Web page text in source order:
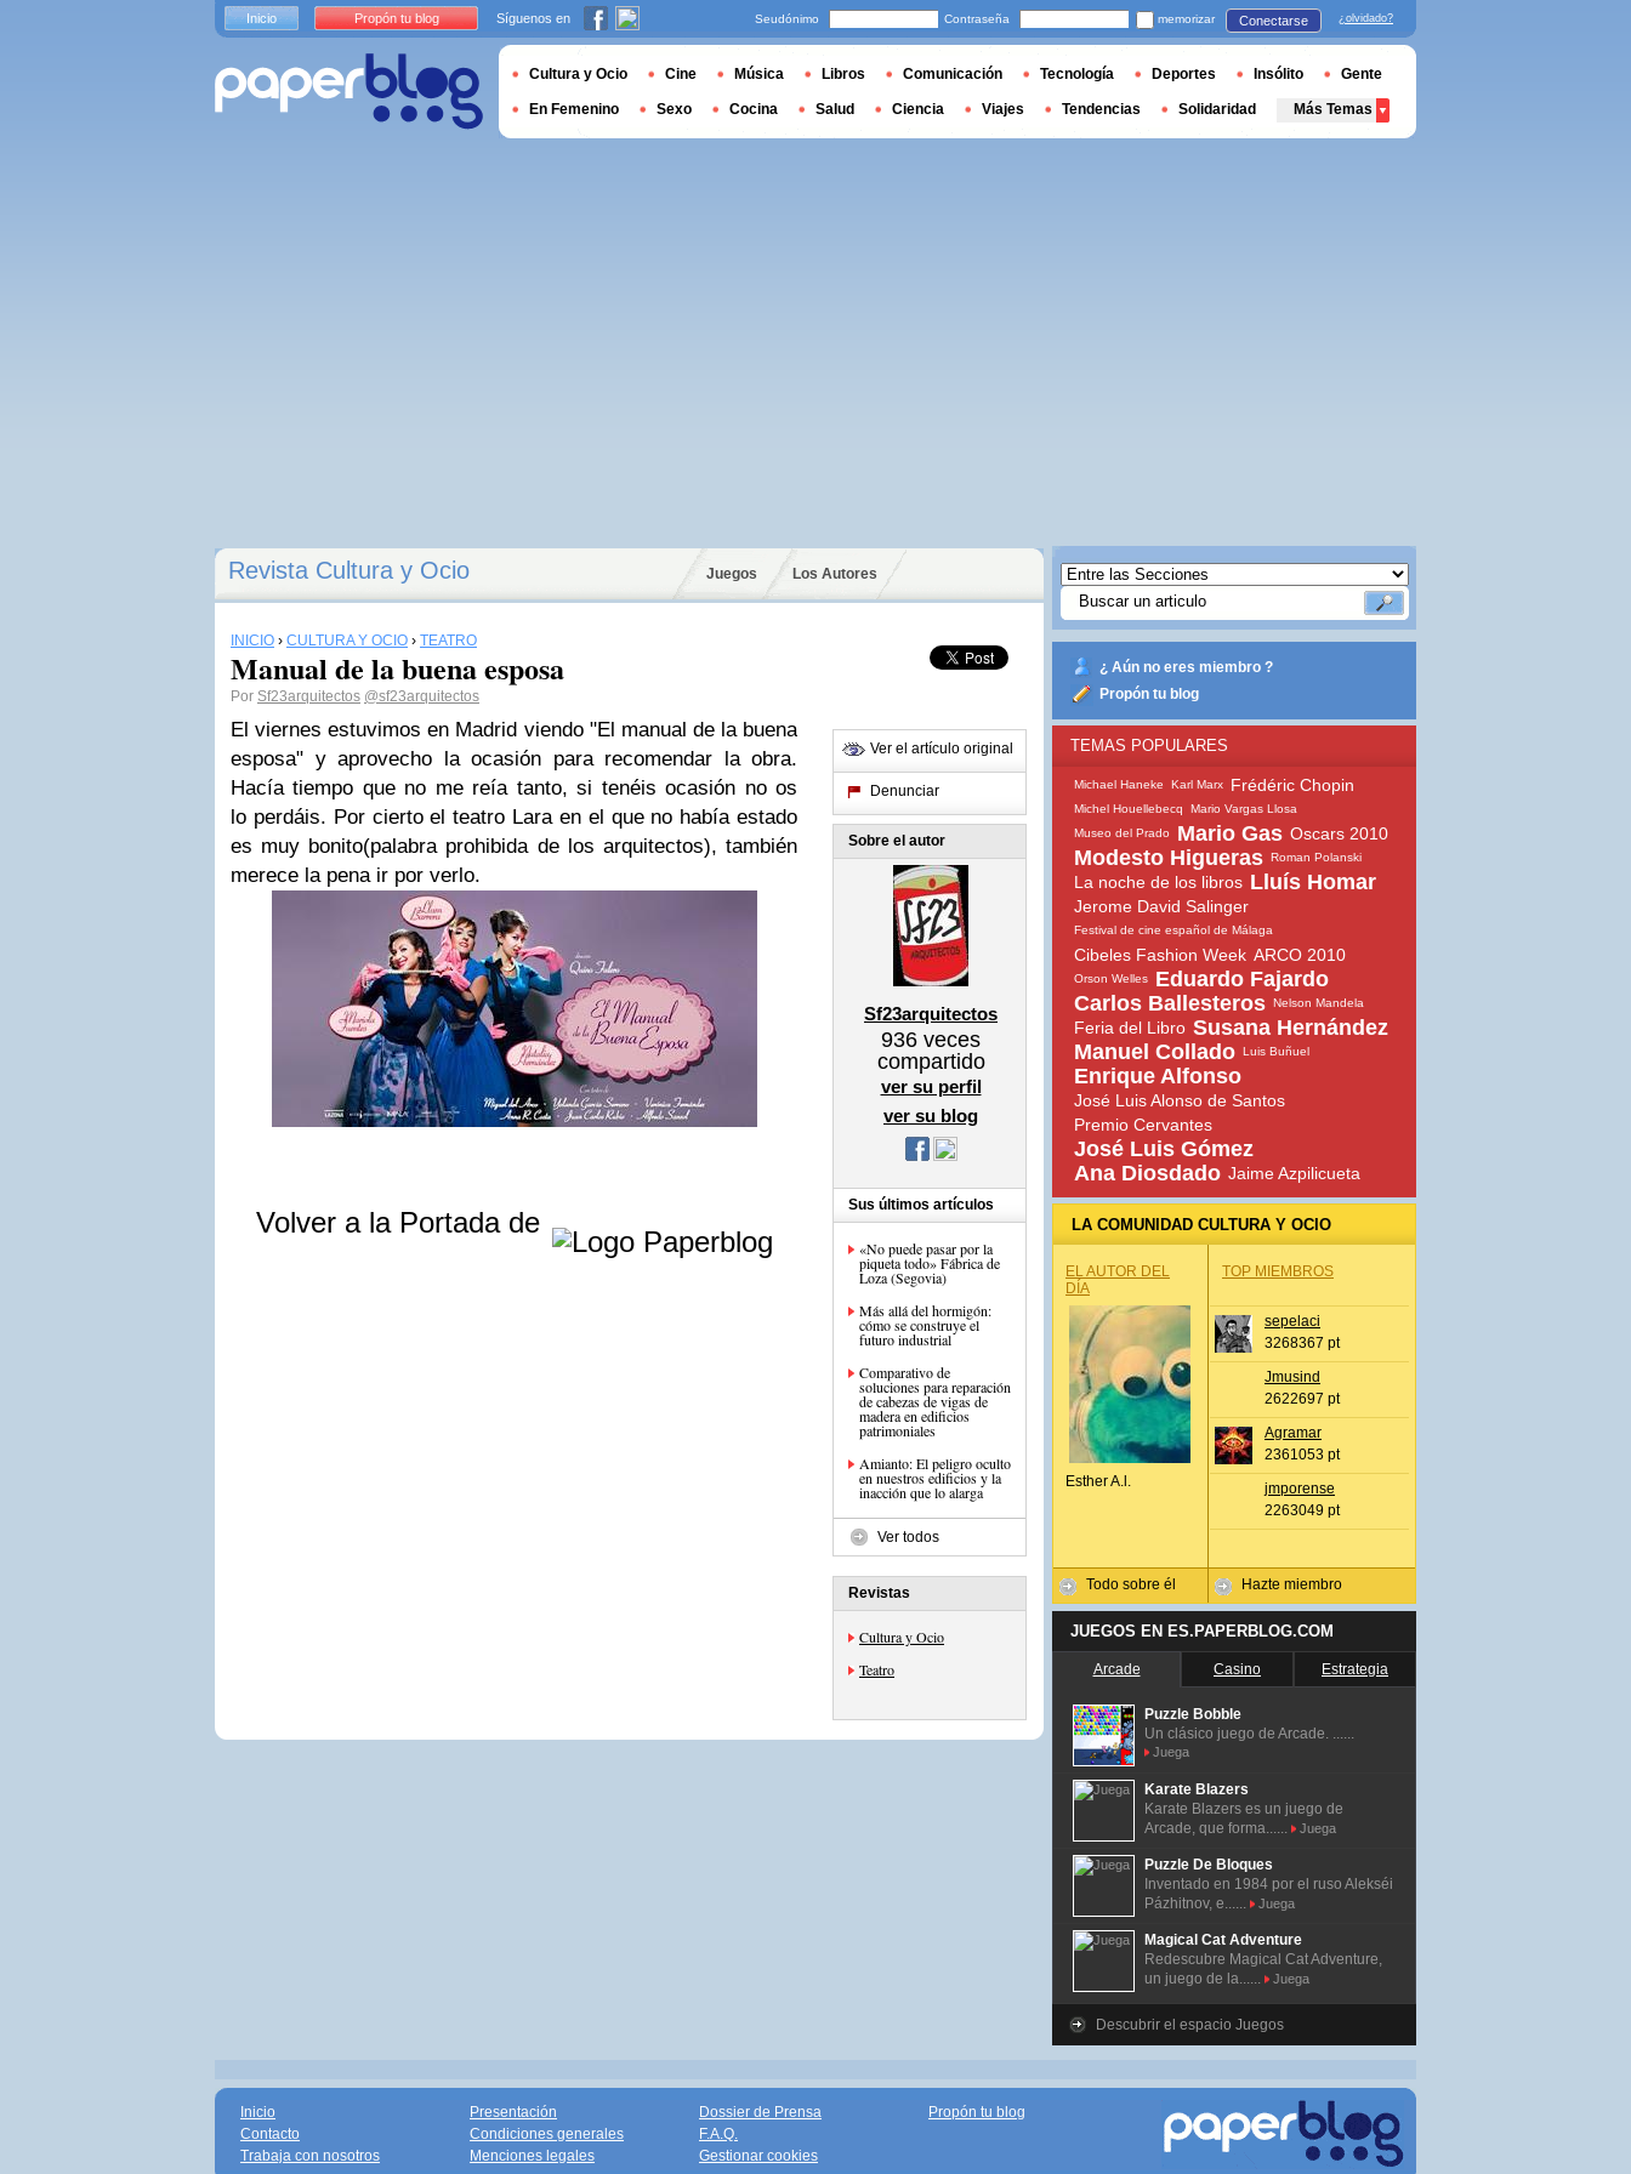
Revista Cultura y Ocio Juegos Los Autores
INICIO › CULTURA Y OCIO › TEATRO
Manual de la buena esposa
Por Sf23arquitectos @sf23arquitectos
El viernes estuvimos en Madrid viendo "El manual de la buena
esposa" y aprovecho la ocasión para recomendar la obra.
Hacía tiempo que no me reía tanto, si tenéis ocasión no os
lo perdáis. Por cierto el teatro Lara en el que no había estado
es muy bonito(palabra prohibida de los arquitectos), también
merece la pena ir por verlo.
Volver a la Portada de
Ver el artículo original
Denunciar
Sobre el autor
Sf23arquitectos
936 veces
compartido
ver su perfil
ver su blog
Sus últimos artículos
«No puede pasar por la
piqueta todo» Fábrica de
Loza (Segovia)
Más allá del hormigón:
cómo se construye el
futuro industrial
Comparativo de
soluciones para reparación
de cabezas de vigas de
madera en edificios
patrimoniales
Amianto: El peligro oculto
en nuestros edificios y la
inacción que lo alarga
Ver todos
Revistas
Cultura y Ocio
Teatro
¿ Aún no eres miembro ?
Propón tu blog
TEMAS POPULARES
Michael Haneke Karl Marx Frédéric Chopin
Michel Houellebecq
Mario Vargas Llosa
Museo del Prado
Mario Gas Oscars 2010
Modesto Higueras Roman Polanski
La noche de los libros Lluís Homar
Jerome David Salinger
Festival de cine español de Málaga
Cibeles Fashion Week ARCO 2010
Orson Welles
Eduardo Fajardo
Carlos Ballesteros Nelson Mandela
Feria del Libro Susana Hernández
Manuel Collado Luis Buñuel
Enrique Alfonso
José Luis Alonso de Santos
Premio Cervantes
José Luis Gómez
Ana Diosdado Jaime Azpilicueta
LA COMUNIDAD CULTURA Y OCIO
EL AUTOR DEL
DÍA
Esther A.l.
Todo sobre él
TOP MIEMBROS
sepelaci
3268367 pt
Jmusind
2622697 pt
Agramar
2361053 pt
jmporense
2263049 pt
Hazte miembro
JUEGOS EN ES.PAPERBLOG.COM
Arcade Casino Estrategia
Puzzle Bobble
Un clásico juego de Arcade. ......
Juega
Karate Blazers
Karate Blazers es un juego de
Arcade, que forma......
Juega
Puzzle De Bloques
Inventado en 1984 por el ruso Alekséi
Pázhitnov, e......
Juega
Magical Cat Adventure
Redescubre Magical Cat Adventure,
un juego de la......
Juega
Descubrir el espacio Juegos
Inicio Propón tu blog Síguenos en Seudónimo Contraseña memorizar Conectarse ¿olvidado?
Cultura y Ocio Cine Música Libros Comunicación Tecnología Deportes Insólito Gente
En Femenino Sexo Cocina Salud Ciencia Viajes Tendencias Solidaridad Más Temas
Inicio
Contacto
Trabaja con nosotros
Presentación
Condiciones generales
Menciones legales
Dossier de Prensa
F.A.Q.
Gestionar cookies
Propón tu blog